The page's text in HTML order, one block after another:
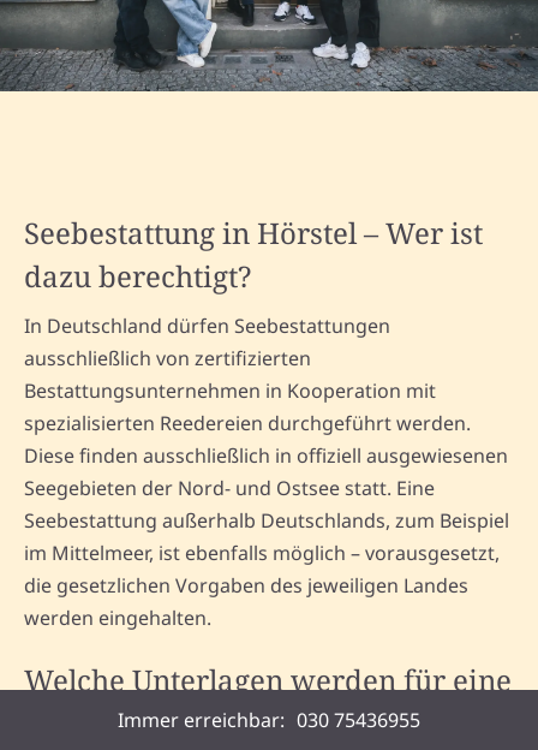
Seebestattung in Hörstel – Wer ist
dazu berechtigt?
In Deutschland dürfen Seebestattungen
ausschließlich von zertifizierten
Bestattungsunternehmen in Kooperation mit
spezialisierten Reedereien durchgeführt werden.
Diese finden ausschließlich in offiziell ausgewiesenen
Seegebieten der Nord- und Ostsee statt. Eine
Seebestattung außerhalb Deutschlands, zum Beispiel
im Mittelmeer, ist ebenfalls möglich – vorausgesetzt,
die gesetzlichen Vorgaben des jeweiligen Landes
werden eingehalten.
Welche Unterlagen werden für eine
Seebestattung benötigt?
Immer erreichbar: 030 75436955